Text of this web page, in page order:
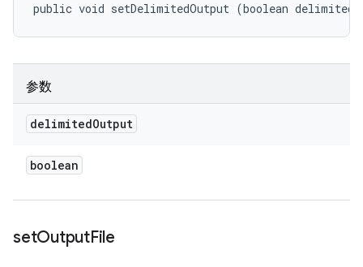
public void setDelimitedOutput (boolean
参数
delimitedOutput
boolean
setOutputFile